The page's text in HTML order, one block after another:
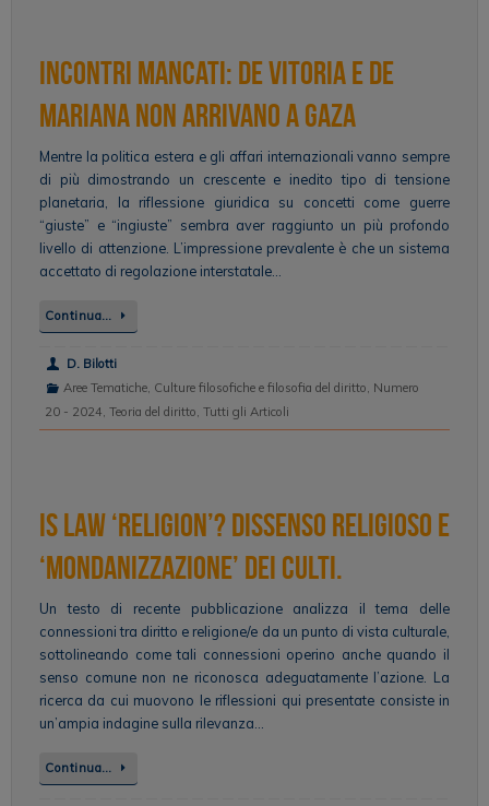
Incontri mancati: de Vitoria e de
Mariana non arrivano a Gaza
Mentre la politica estera e gli affari internazionali vanno sempre
di più dimostrando un crescente e inedito tipo di tensione
planetaria, la riflessione giuridica su concetti come guerre
“giuste” e “ingiuste” sembra aver raggiunto un più profondo
livello di attenzione. L’impressione prevalente è che un sistema
accettato di regolazione interstatale…
Continua…
D. Bilotti
Aree Tematiche, Culture filosofiche e filosofia del diritto Numero
20 - 2024 Teoria del diritto Tutti gli Articoli
Is Law ‘Religion’? Dissenso religioso e
‘mondanizzazione’ dei culti.
Un testo di recente pubblicazione analizza il tema delle
connessioni tra diritto e religione/e da un punto di vista culturale,
sottolineando come tali connessioni operino anche quando il
senso comune non ne riconosca adeguatamente l’azione. La
ricerca da cui muovono le riflessioni qui presentate consiste in
un’ampia indagine sulla rilevanza…
Continua…